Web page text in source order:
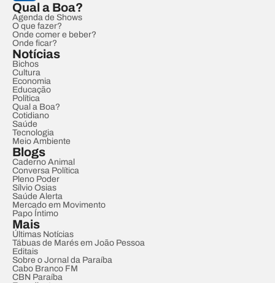
Qual a Boa?
Agenda de Shows
O que fazer?
Onde comer e beber?
Onde ficar?
Notícias
Bichos
Cultura
Economia
Educação
Política
Qual a Boa?
Cotidiano
Saúde
Tecnologia
Meio Ambiente
Blogs
Caderno Animal
Conversa Política
Pleno Poder
Sílvio Osias
Saúde Alerta
Mercado em Movimento
Papo Íntimo
Mais
Últimas Notícias
Tábuas de Marés em João Pessoa
Editais
Sobre o Jornal da Paraíba
Cabo Branco FM
CBN Paraíba